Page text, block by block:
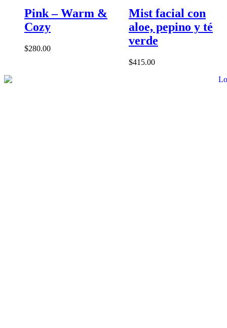
Pink – Warm &
Cozy
$280.00
Mist facial con
aloe, pepino y té
verde
$415.00